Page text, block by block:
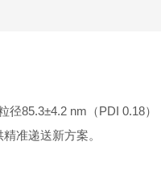
85.3±4.2 nm（PDI 0.18
准递送新方案。